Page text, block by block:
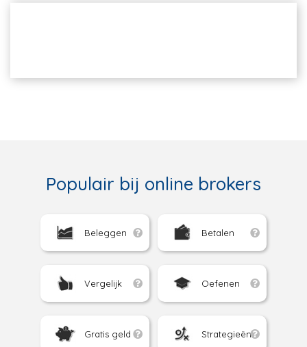
Populair bij online brokers
Beleggen Betalen
Vergelijk Oefenen
Gratis geld Strategieën